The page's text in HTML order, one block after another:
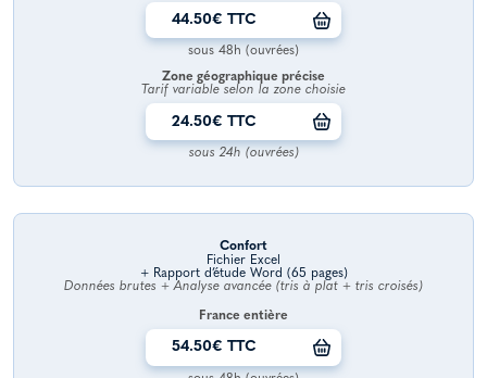
44.50€ TTC
sous 48h (ouvrées)
Zone géographique précise
Tarif variable selon la zone choisie
24.50€ TTC
sous 24h (ouvrées)
Confort
Fichier Excel
+ Rapport d’étude Word (65 pages)
Données brutes + Analyse avancée (tris à plat + tris croisés)
France entière
54.50€ TTC